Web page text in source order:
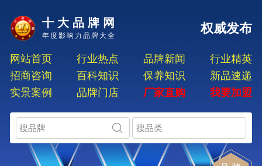
十大品牌网
年度影响力品牌大全
权威发布
网站首页 行业热点 品牌新闻
行业精英
招商咨询
百科知识 保养知识
新品速递
实景案例
品牌门店 厂家直购 我要加盟